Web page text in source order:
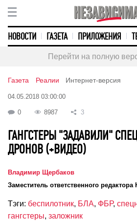
НОВОСТИ ГАЗЕТА ПРИЛОЖЕНИЯ
Перейти на полную
Газета Реалии Интернет-версия
04.05.2018 03:00:00
0 8987 3
ГАНГСТЕРЫ "ЗАДАВИЛИ"
ДРОНОВ (+ВИДЕО)
Владимир Щербаков
Заместитель ответственного
Тэги: беспилотник, БЛА, ФБР,
гангстеры, заложник